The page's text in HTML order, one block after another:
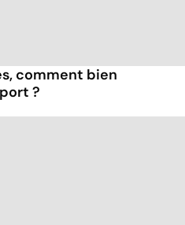
comment bien
?